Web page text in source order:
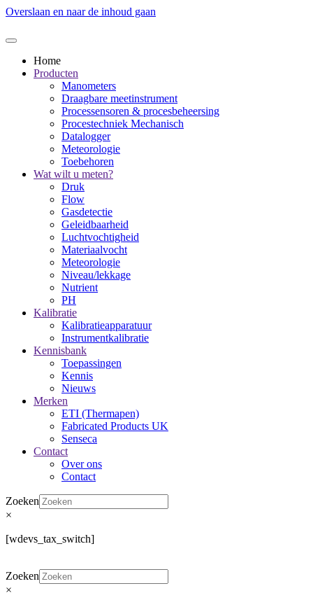
Overslaan en naar de inhoud gaan
Home
Producten
Manometers
Draagbare meetinstrument
Processensoren & procesbeheersing
Procestechniek Mechanisch
Datalogger
Meteorologie
Toebehoren
Wat wilt u meten?
Druk
Flow
Gasdetectie
Geleidbaarheid
Luchtvochtigheid
Materiaalvocht
Meteorologie
Niveau/lekkage
Nutrient
PH
Kalibratie
Kalibratieapparatuur
Instrumentkalibratie
Kennisbank
Toepassingen
Kennis
Nieuws
Merken
ETI (Thermapen)
Fabricated Products UK
Senseca
Contact
Over ons
Contact
Zoeken
×
[wdevs_tax_switch]
Zoeken
×